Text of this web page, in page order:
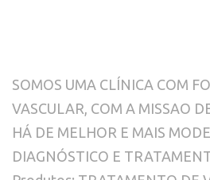
SOMOS UMA CLÍNICA COM
VASCULAR, COM A MISSAO
HÁ DE MELHOR E MAIS
DIAGNÓSTICO E